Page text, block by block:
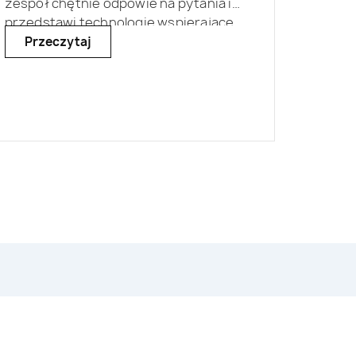
przedstawi technologie wspierające
realizację projektów związanych z
pomiarami hałasu i drgań.
Przeczytaj